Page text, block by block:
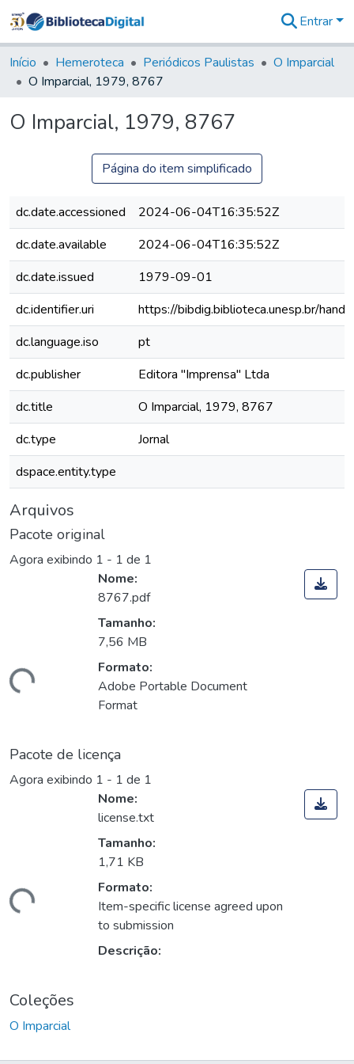
&
Coleções
Tudo na
Digital
Entrar
Início Hemeroteca Periódicos Paulistas
O Imparcial
O Imparcial, 1979, 8767
O Imparcial, 1979, 8767
Página do item simplificado
dc.date.accessioned
2024-06-04T16:35:52Z
dc.date.available
2024-06-04T16:35:52Z
dc.date.issued
1979-09-01
dc.identifier.uri
https://bibdig.biblioteca.unesp.br/
dc.language.iso
pt
dc.publisher
Editora "Imprensa" Ltda
dc.title
O Imparcial, 1979, 8767
dc.type
Jornal
dspace.entity.type
Arquivos
Pacote original
Agora exibindo 1 - 1 de 1
Nome:
8767.pdf
Tamanho:
7,56 MB
Formato:
Adobe Portable Document
Format
Pacote de licença
Agora exibindo 1 - 1 de 1
Nome:
license.txt
Tamanho:
1,71 KB
Formato:
Item-specific license agreed upon
to submission
Descrição:
Coleções
O Imparcial